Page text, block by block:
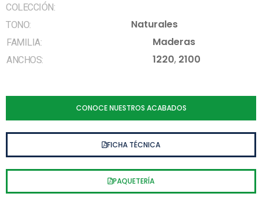
COLECCIÓN:
TONO:
Naturales
FAMILIA: Maderas
ANCHOS: 1220, 2100
CONOCE NUESTROS ACABADOS
FICHA TÉCNICA
PAQUETERÍA